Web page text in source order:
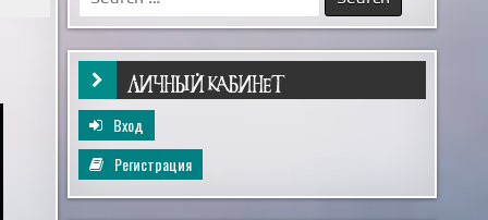
ЛИЧНЫЙ КАБИНЕТ
Вход
Регистрация